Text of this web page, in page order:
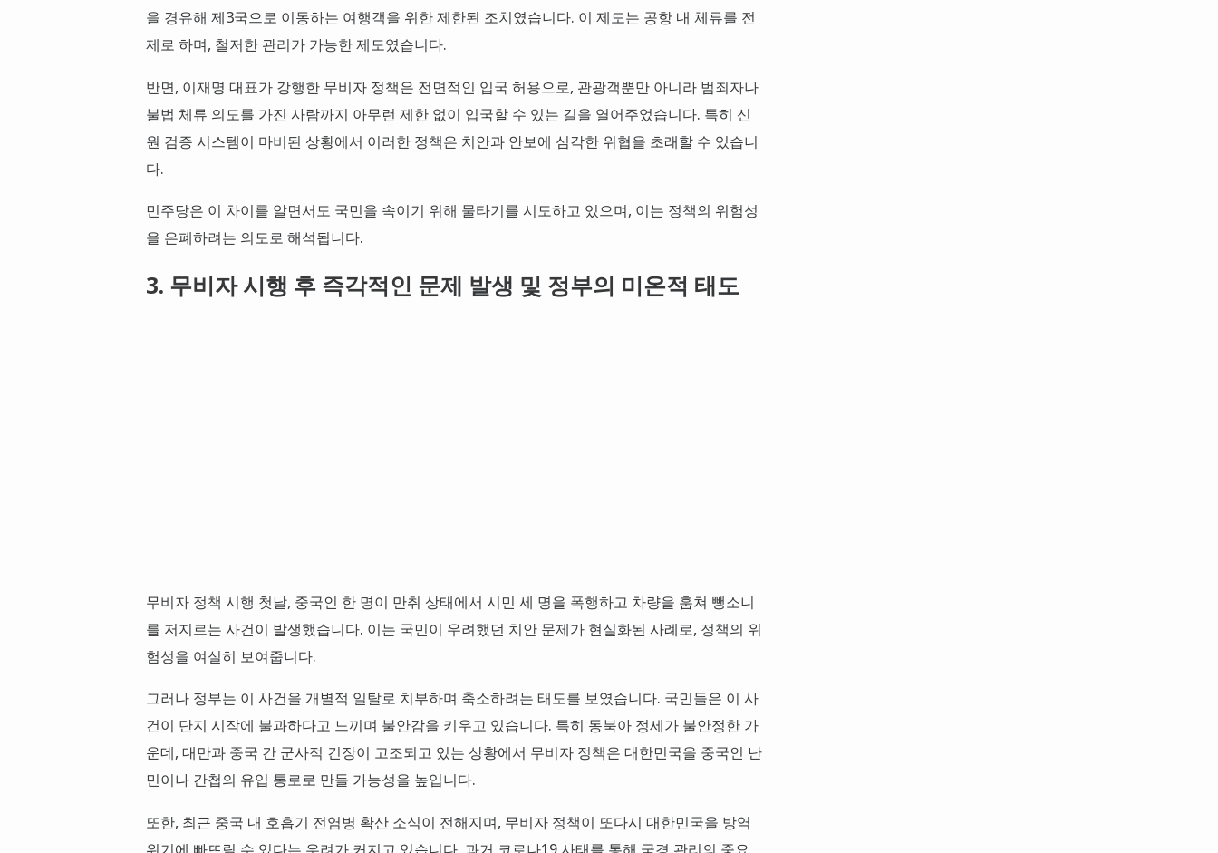
을 경유해 제3국으로 이동하는 여행객을 위한 제한된 조치였습니다. 이 제도는 공항 내 체류를 전
제로 하며, 철저한 관리가 가능한 제도였습니다.
반면, 이재명 대표가 강행한 무비자 정책은 전면적인 입국 허용으로, 관광객뿐만 아니라 범죄자나
불법 체류 의도를 가진 사람까지 아무런 제한 없이 입국할 수 있는 길을 열어주었습니다. 특히 신
원 검증 시스템이 마비된 상황에서 이러한 정책은 치안과 안보에 심각한 위협을 초래할 수 있습니
다.
민주당은 이 차이를 알면서도 국민을 속이기 위해 물타기를 시도하고 있으며, 이는 정책의 위험성
을 은폐하려는 의도로 해석됩니다.
3. 무비자 시행 후 즉각적인 문제 발생 및 정부의 미온적 태도
무비자 정책 시행 첫날, 중국인 한 명이 만취 상태에서 시민 세 명을 폭행하고 차량을 훔쳐 뺑소니
를 저지르는 사건이 발생했습니다. 이는 국민이 우려했던 치안 문제가 현실화된 사례로, 정책의 위
험성을 여실히 보여줍니다.
그러나 정부는 이 사건을 개별적 일탈로 치부하며 축소하려는 태도를 보였습니다. 국민들은 이 사
건이 단지 시작에 불과하다고 느끼며 불안감을 키우고 있습니다. 특히 동북아 정세가 불안정한 가
운데, 대만과 중국 간 군사적 긴장이 고조되고 있는 상황에서 무비자 정책은 대한민국을 중국인 난
민이나 간첩의 유입 통로로 만들 가능성을 높입니다.
또한, 최근 중국 내 호흡기 전염병 확산 소식이 전해지며, 무비자 정책이 또다시 대한민국을 방역
위기에 빠뜨릴 수 있다는 우려가 커지고 있습니다. 과거 코로나19 사태를 통해 국경 관리의 중요